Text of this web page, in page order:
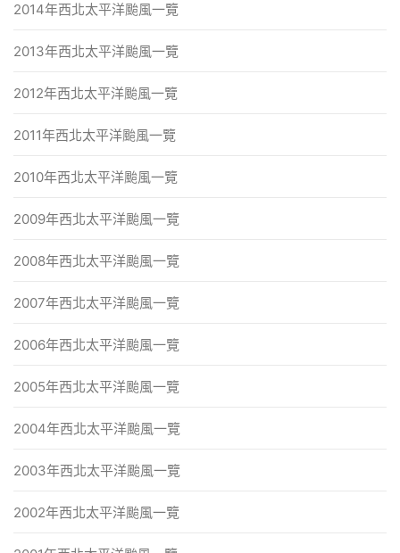
2014年西北太平洋颱風一覽
2013年西北太平洋颱風一覽
2012年西北太平洋颱風一覽
2011年西北太平洋颱風一覽
2010年西北太平洋颱風一覽
2009年西北太平洋颱風一覽
2008年西北太平洋颱風一覽
2007年西北太平洋颱風一覽
2006年西北太平洋颱風一覽
2005年西北太平洋颱風一覽
2004年西北太平洋颱風一覽
2003年西北太平洋颱風一覽
2002年西北太平洋颱風一覽